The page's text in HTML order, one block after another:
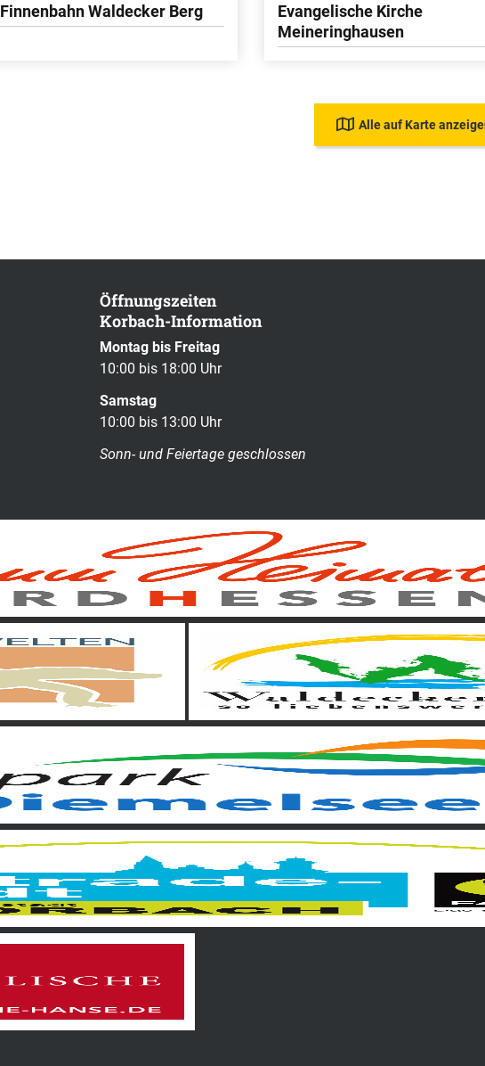
Finnenbahn Waldecker Berg
Evangelische Kirche
Meineringhausen
Alle auf Karte
Öffnungszeiten
Korbach-Information
Montag bis Freitag
10:00 bis 18:00 Uhr
Samstag
10:00 bis 13:00 Uhr
Sonn- und Feiertage geschlossen